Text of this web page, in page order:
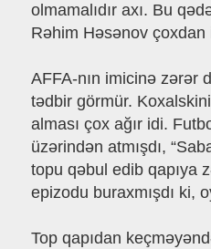
olmamalıdır axı. Bu
Rəhim Həsənov
AFFA-nın imicinə zərər
tədbir görmür.
alması çox ağır idi.
üzərindən atmışdı,
topu qəbul edib qapıya
epizodu buraxmışdı ki,
Top qapıdan